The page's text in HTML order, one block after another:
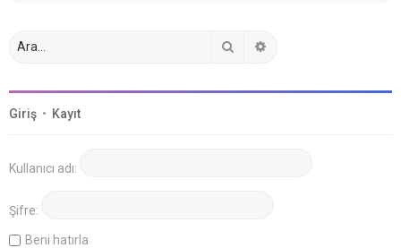
Giriş • Kayıt
Kullanıcı adı:
Şifre:
Beni hatırla